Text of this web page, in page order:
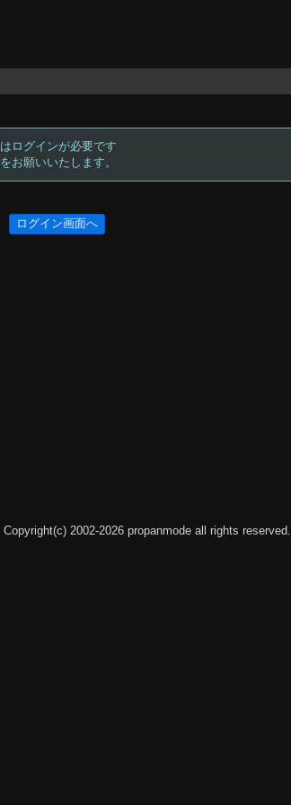
ログインが必要です
お願いいたします。
ログイン画面へ
Copyright(c) 2002-2026 propanmode all rights reserved.